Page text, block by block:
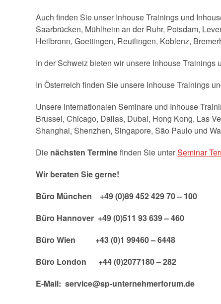
Auch finden Sie unser Inhouse Trainings und
Saarbrücken, Mühlheim an der Ruhr, Potsdam,
Heilbronn, Goettingen, Reutlingen, Koblenz,
In der Schweiz bieten wir unsere Inhouse
In Österreich finden Sie unsere Inhouse Trainings
Unsere internationalen Seminare und Inhouse
Brussel, Chicago, Dallas, Dubai, Hong Kong, Las
Shanghai, Shenzhen, Singapore, São Paulo und
Die nächsten Terminefinden Sie unterSeminar
Wir beraten Sie gerne!
Büro München +49 (0)89 452 429 70 – 100
Büro Hannover +49 (0)511 93 639 – 460
Büro Wien +43 (0)1 99460 – 6448
Büro London +44 (0)2077180 – 282
E-Mail: service@sp-unternehmerforum.de